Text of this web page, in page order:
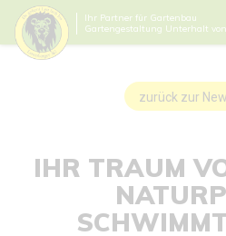
Ihr Partner für Gartenbau
Gartengestaltung Unterhalt
zurück zur
IHR TRAUM